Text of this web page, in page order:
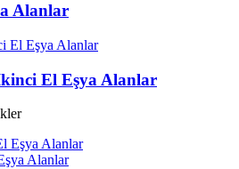
Alanlar
El Eşya Alanlar
Alanlar